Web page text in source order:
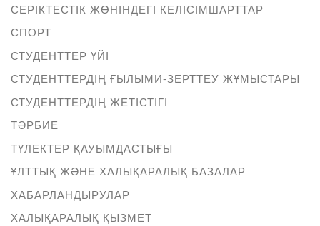
СЕРІКТЕСТІК ЖӨНІНДЕГІ КЕЛІСІМШАРТТАР
СПОРТ
СТУДЕНТТЕР ҮЙІ
СТУДЕНТТЕРДІҢ ҒЫЛЫМИ-ЗЕРТТЕУ ЖҰМЫСТАРЫ
СТУДЕНТТЕРДІҢ ЖЕТІСТІГІ
ТӘРБИЕ
ТҮЛЕКТЕР ҚАУЫМДАСТЫҒЫ
ҰЛТТЫҚ ЖӘНЕ ХАЛЫҚАРАЛЫҚ БАЗАЛАР
ХАБАРЛАНДЫРУЛАР
ХАЛЫҚАРАЛЫҚ ҚЫЗМЕТ